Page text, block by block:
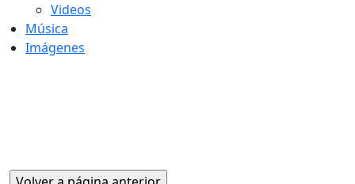
Videos
Música
Imágenes